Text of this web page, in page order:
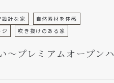
設計な家
自然素材を体感
ジ
吹き抜けのある家
～プレミアムオープンハ